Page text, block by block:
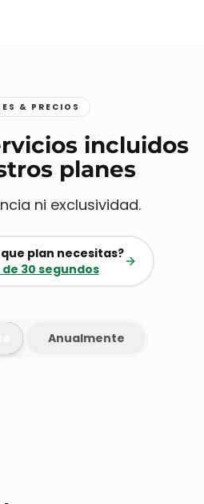
& PRECIOS
incluidos
planes
ni exclusividad.
que plan necesitas?
30 segundos
Anualmente